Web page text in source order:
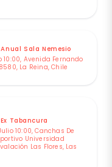
Sala Nemesio
10:00, Avenida Fernando
La Reina, Chile
Tabancura
10:00, Canchas De
Universidad
Las Flores, Las